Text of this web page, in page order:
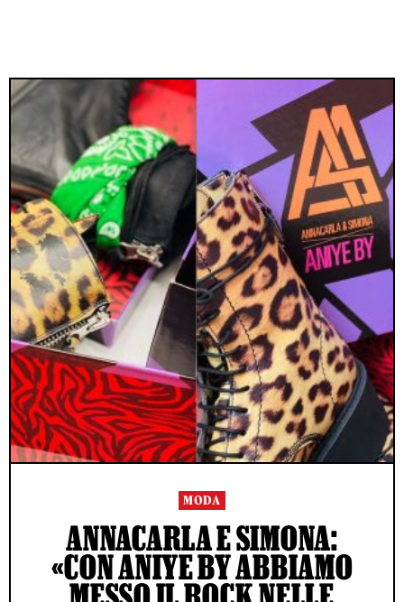
MODA
ANNACARLA E SIMONA:
«CON ANIYE BY ABBIAMO